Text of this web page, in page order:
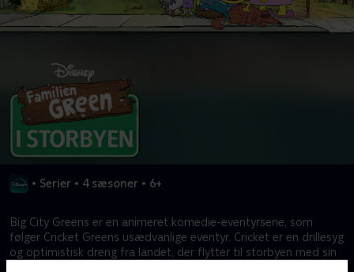
• Serier • 4 sæsoner • 6+
Big City Greens er en animeret komedie-eventyrserie, som
følger Cricket Greens usædvanlige eventyr. Cricket er en drillesyg
og optimistisk dreng fra landet, der flytter til storbyen med sin